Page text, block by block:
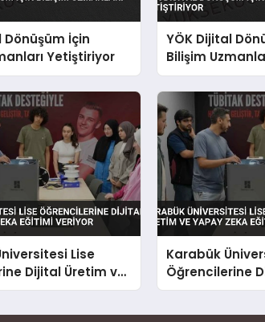
Dönüşüm İçin
Yetiştiriyor
YÖK Dijital
Bilişim
Lise
Dijital Üretim ve
Eğitimi Veriyor
Karabük
Öğrencilerine
Yapay Zeka